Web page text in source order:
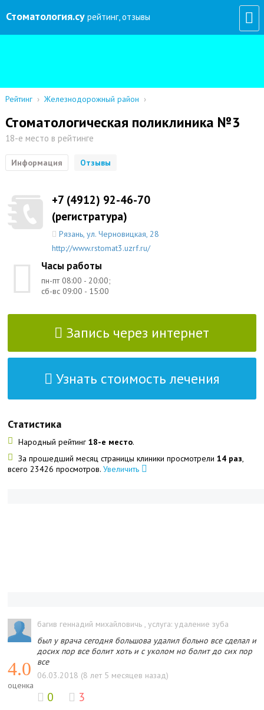
Стоматология.су рейтинг, отзывы
Рейтинг › Железнодорожный район ›
Стоматологическая поликлиника №3
18-е место в рейтинге
Информация Отзывы
+7 (4912) 92-46-70
(регистратура)
Рязань,ул. Черновицкая, 28
http://www.rstomat3.uzrf.ru/
Часы работы
пн-пт 08:00 - 20:00;
сб-вс 09:00 - 15:00
Запись через интернет
Узнать стоимость лечения
Статистика
Народный рейтинг18-е место.
За прошедший месяц страницы клиники просмотрели14 раз,
всего 23426 просмотров.Увеличить
4.0
оценка
багив геннадий михайловичь, услуга: удаление зуба
был у врача сегодня большова удалил больно все сделал и
досих пор все болит хоть и с уколом но болит до сих пор
все
06.03.2018 (8 лет 5 месяцев назад)
0 3